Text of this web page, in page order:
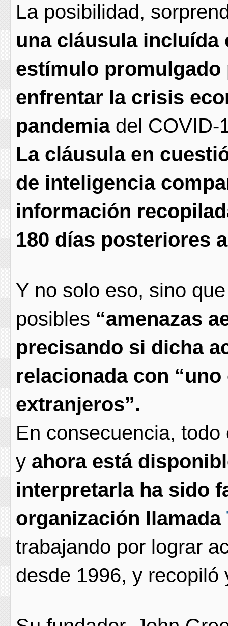
La posibilidad,
una cláusula incluída
estímulo promulgado
enfrentar la crisis
pandemiadel COVID-
La cláusula en
de inteligencia
información
180 días posteriores
Y no solo eso, sino
posibles “amenazas
precisando si dicha
relacionada con
extranjeros”.
En consecuencia,
y ahora está
interpretarla ha sido
organización llamada
trabajando por lograr
desde 1996, y